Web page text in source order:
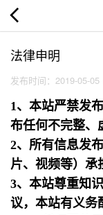
法律申明
发布时间：2019-05-05
1、本站严禁发
布任何不完整、
2、所有信息发
片、视频等）承
3、本站尊重知
议，本站有义务